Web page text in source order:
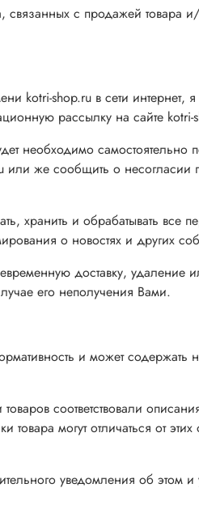
с продажей товара
kotri-shop.ru в сети интернет,
рассылку на сайте kotri-
необходимо самостоятельно
или же сообщить о
хранить и обрабатывать все
о новостях и других
доставку, удаление
его неполучения Вами.
и может содержать
соответствовали
могут отличаться от
уведомления об этом